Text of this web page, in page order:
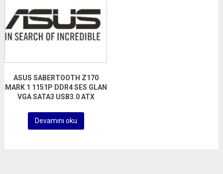
ASUS SABERTOOTH Z170
MARK 1 1151P DDR4 SES GLAN
VGA SATA3 USB3.0 ATX
Devamını oku